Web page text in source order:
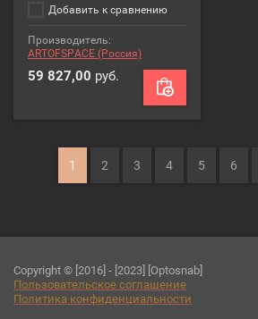
Добавить к сравнению
Производитель:
ARTOFSPACE (Россия)
59 827,00 руб.
1 2 3 4 5 6
Copyright © [2016] - [2023] [Optosnab]
Пользовательское соглашение
Политика конфиденциальности